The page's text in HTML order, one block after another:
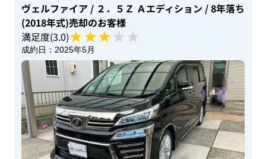
ヴェルファイア / ２．５Ｚ Ａエディション / 8年落ち
(2018年式)売却のお客様
満足度(3.0)
成約日： 2025年5月